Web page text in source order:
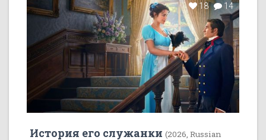
18 14
История его служанки (2026, Russian